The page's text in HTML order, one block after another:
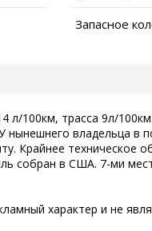
Запасное
л/100км, трасса 9л/
нынешнего владельца в
Крайнее техническое
собран в США. 7-ми
характер и не